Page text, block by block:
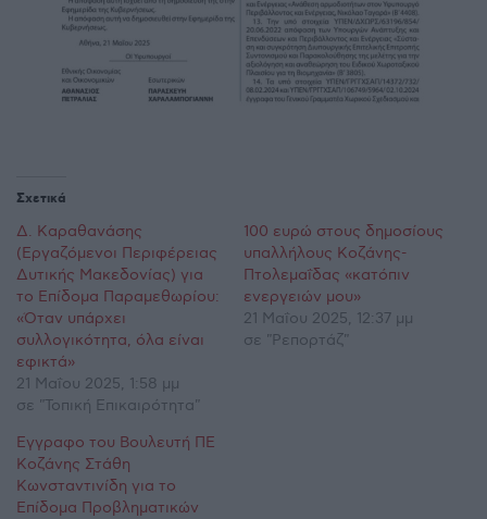
Σχετικά
Δ. Καραθανάσης
(Εργαζόμενοι Περιφέρειας
Δυτικής Μακεδονίας) για
το Επίδομα Παραμεθωρίου:
«Όταν υπάρχει
συλλογικότητα, όλα είναι
εφικτά»
21 Μαΐου 2025, 1:58 μμ
σε "Τοπική Επικαιρότητα"
100 ευρώ στους δημοσίους
υπαλλήλους Κοζάνης-
Πτολεμαΐδας «κατόπιν
ενεργειών μου»
21 Μαΐου 2025, 12:37 μμ
σε "Ρεπορτάζ"
Έγγραφο του Βουλευτή ΠΕ
Κοζάνης Στάθη
Κωνσταντινίδη για το
Επίδομα Προβληματικών